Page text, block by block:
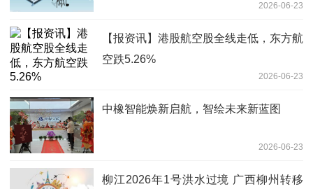
2026-06-23
【报资讯】港股航空股全线走低，东方航
空跌5.26%
2026-06-23
中橡智能焕新启航，智绘未来新蓝图
2026-06-23
柳江2026年1号洪水过境 广西柳州转移